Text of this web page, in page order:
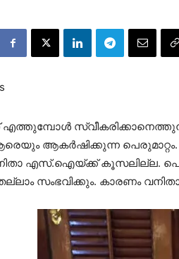
ആകര്‍ഷിക്കുന്ന
എസ്.ഐയ്ക്ക് കൂസലില്ല.
സംഭവിക്കും. കാരണം